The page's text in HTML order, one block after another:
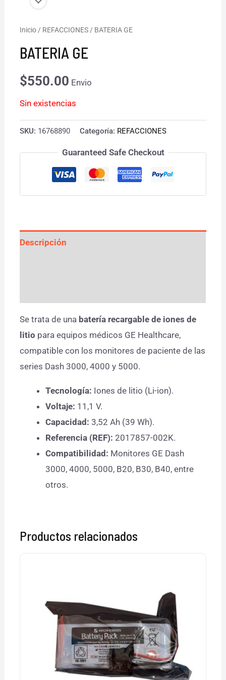
Inicio / REFACCIONES / BATERIA GE
BATERIA GE
$550.00 Envio
Sin existencias
SKU: 16768890 Categoría: REFACCIONES
Guaranteed Safe Checkout
Descripción
Se trata de una batería recargable de iones de
litio para equipos médicos GE Healthcare,
compatible con los monitores de paciente de las
series Dash 3000, 4000 y 5000.
Tecnología: Iones de litio (Li-ion).
Voltaje: 11,1 V.
Capacidad: 3,52 Ah (39 Wh).
Referencia (REF): 2017857-002K.
Compatibilidad: Monitores GE Dash
3000, 4000, 5000, B20, B30, B40, entre
otros.
Productos relacionados